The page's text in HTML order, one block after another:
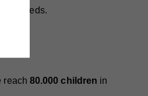
needs.
reach 80.000 children in